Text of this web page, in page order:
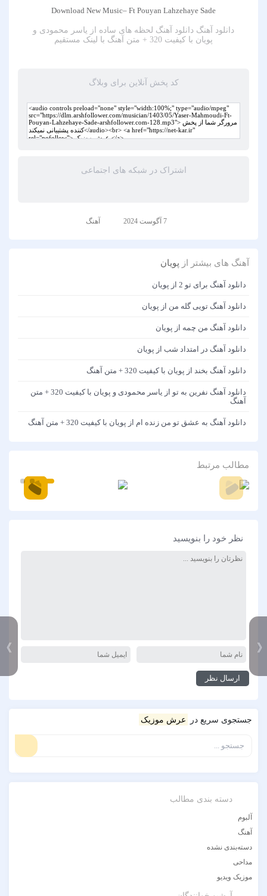
Download New Music– Ft Pouyan Lahzehaye Sade
دانلود آهنگ دانلود آهنگ لحظه های ساده از یاسر محمودی و
پویان با کیفیت 320 + متن آهنگ
با لینک مستقیم
کد پخش آنلاین برای وبلاگ
اشتراک در شبکه های اجتماعی
7 آگوست 2024 آهنگ
آهنگ های بیشتر از پویان
دانلود آهنگ برای تو 2 از پویان
دانلود آهنگ تویی گله من از پویان
دانلود آهنگ من چمه از پویان
دانلود آهنگ در امتداد شب از پویان
دانلود آهنگ بخند از پویان با کیفیت 320 + متن آهنگ
دانلود آهنگ نفرین به تو از یاسر محمودی و پویان با کیفیت 320 + متن
آهنگ
دانلود آهنگ به عشق تو من زنده ام از پویان با کیفیت 320 + متن آهنگ
مطالب مرتبط
نظر خود را بنویسید
جستجوی سریع در عرش موزیک
دسته بندی مطالب
آلبوم
آهنگ
دسته‌بندی نشده
مداحی
موزیک ویدیو
》